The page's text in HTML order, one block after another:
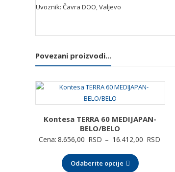
Uvoznik: Čavra DOO, Valjevo
Povezani proizvodi...
Kontesa TERRA 60 MEDIJAPAN-
BELO/BELO
Cena: 8.656,00 RSD – 16.412,00 RSD
Odaberite opcije